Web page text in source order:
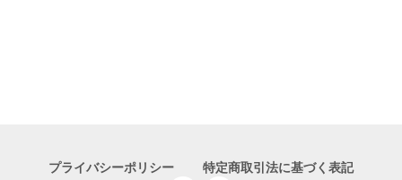
プライバシーポリシー 特定商取引法に基づく表記